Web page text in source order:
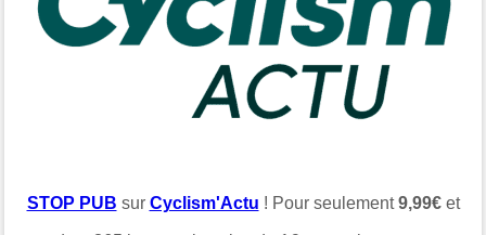
STOP PUB sur Cyclism'Actu ! Pour seulement9,99€et